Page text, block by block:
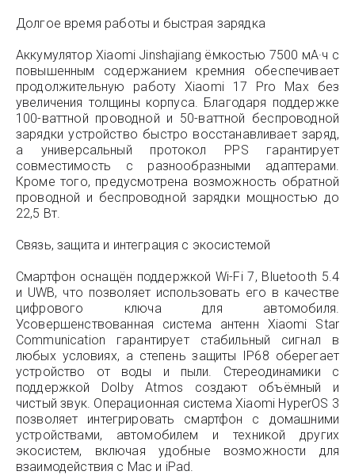
Долгое время работы и быстрая зарядка
Аккумулятор Xiaomi Jinshajiang ёмкостью 7500 мА·ч с
повышенным содержанием кремния обеспечивает
продолжительную работу Xiaomi 17 Pro Max без
увеличения толщины корпуса. Благодаря поддержке
100-ваттной проводной и 50-ваттной беспроводной
зарядки устройство быстро восстанавливает заряд,
а универсальный протокол PPS гарантирует
совместимость с разнообразными адаптерами.
Кроме того, предусмотрена возможность обратной
проводной и беспроводной зарядки мощностью до
22,5 Вт.
Связь, защита и интеграция с экосистемой
Смартфон оснащён поддержкой Wi-Fi 7, Bluetooth 5.4
и UWB, что позволяет использовать его в качестве
цифрового ключа для автомобиля.
Усовершенствованная система антенн Xiaomi Star
Communication гарантирует стабильный сигнал в
любых условиях, а степень защиты IP68 оберегает
устройство от воды и пыли. Стереодинамики с
поддержкой Dolby Atmos создают объёмный и
чистый звук. Операционная система Xiaomi HyperOS 3
позволяет интегрировать смартфон с домашними
устройствами, автомобилем и техникой других
экосистем, включая удобные возможности для
взаимодействия с Mac и iPad.